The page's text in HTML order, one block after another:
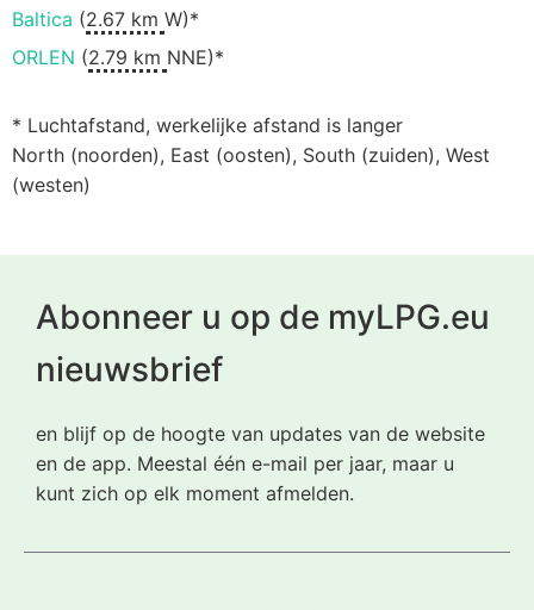
Baltica (2.67 km W)*
ORLEN (2.79 km NNE)*
* Luchtafstand, werkelijke afstand is langer
North (noorden), East (oosten), South (zuiden), West
(westen)
Abonneer u op de myLPG.eu
nieuwsbrief
en blijf op de hoogte van updates van de website
en de app. Meestal één e-mail per jaar, maar u
kunt zich op elk moment afmelden.